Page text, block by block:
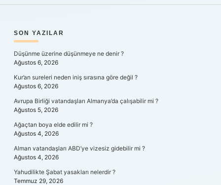
SIDEBAR
SON YAZILAR
Düşünme üzerine düşünmeye ne denir ?
Ağustos 6, 2026
Kur’an sureleri neden iniş sırasına göre değil ?
Ağustos 6, 2026
Avrupa Birliği vatandaşları Almanya’da çalışabilir mi ?
Ağustos 5, 2026
Ağaçtan boya elde edilir mi ?
Ağustos 4, 2026
Alman vatandaşları ABD’ye vizesiz gidebilir mi ?
Ağustos 4, 2026
Yahudilikte Şabat yasakları nelerdir ?
Temmuz 29, 2026